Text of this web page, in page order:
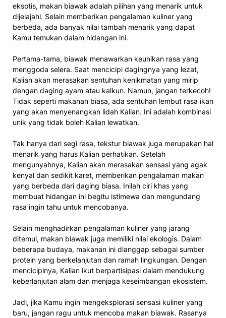
eksotis, makan biawak adalah pilihan yang menarik untuk
dijelajahi. Selain memberikan pengalaman kuliner yang
berbeda, ada banyak nilai tambah menarik yang dapat
Kamu temukan dalam hidangan ini.
Pertama-tama, biawak menawarkan keunikan rasa yang
menggoda selera. Saat mencicipi dagingnya yang lezat,
Kalian akan merasakan sentuhan kenikmatan yang mirip
dengan daging ayam atau kalkun. Namun, jangan terkecoh!
Tidak seperti makanan biasa, ada sentuhan lembut rasa ikan
yang akan menyenangkan lidah Kalian. Ini adalah kombinasi
unik yang tidak boleh Kalian lewatkan.
Tak hanya dari segi rasa, tekstur biawak juga merupakan hal
menarik yang harus Kalian perhatikan. Setelah
mengunyahnya, Kalian akan merasakan sensasi yang agak
kenyal dan sedikit karet, memberikan pengalaman makan
yang berbeda dari daging biasa. Inilah ciri khas yang
membuat hidangan ini begitu istimewa dan mengundang
rasa ingin tahu untuk mencobanya.
Selain menghadirkan pengalaman kuliner yang jarang
ditemui, makan biawak juga memiliki nilai ekologis. Dalam
beberapa budaya, makanan ini dianggap sebagai sumber
protein yang berkelanjutan dan ramah lingkungan. Dengan
mencicipinya, Kalian ikut berpartisipasi dalam mendukung
keberlanjutan alam dan menjaga keseimbangan ekosistem.
Jadi, jika Kamu ingin mengeksplorasi sensasi kuliner yang
baru, jangan ragu untuk mencoba makan biawak. Rasanya